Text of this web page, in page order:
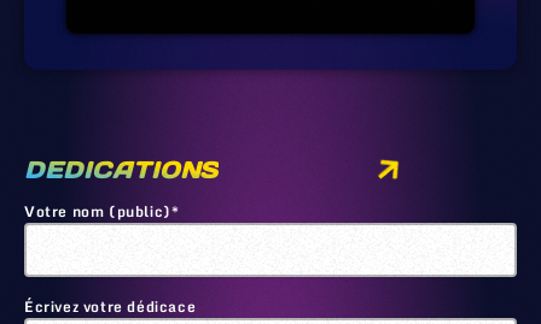
DEDICATIONS
Votre nom (public)*
Écrivez votre dédicace